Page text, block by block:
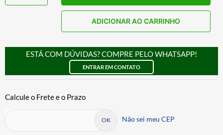
ADICIONAR AO CARRINHO
ESTÁ COM DÚVIDAS? COMPRE PELO WHATSAPP!
ENTRAR EM CONTATO
Não sei meu CEP